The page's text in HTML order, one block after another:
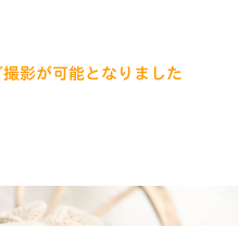
影が可能となりました